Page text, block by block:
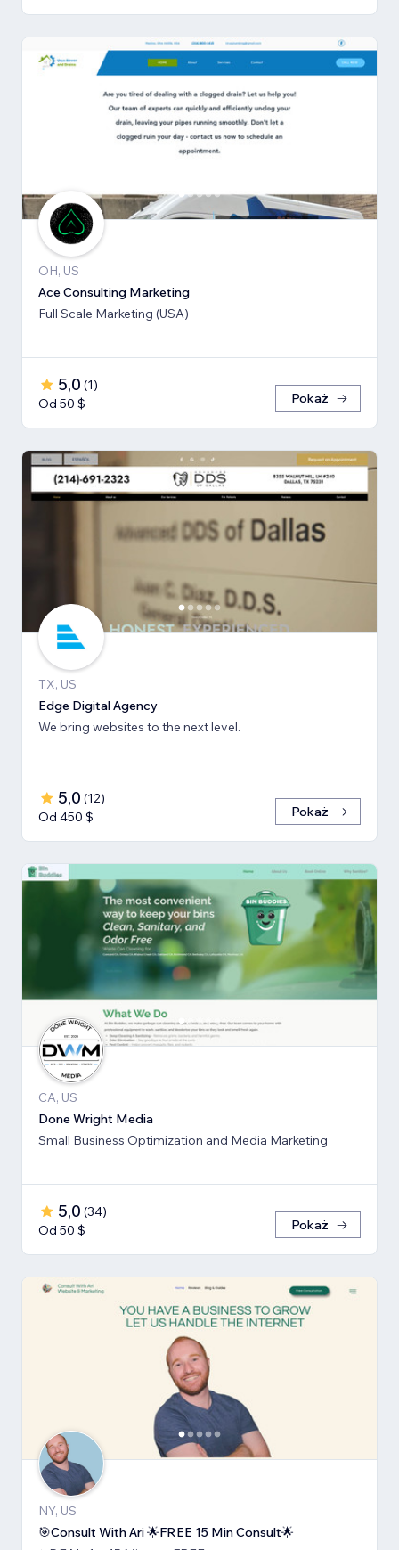
OH, US
Ace Consulting Marketing
Full Scale Marketing (USA)
5,0 (1)
Od 50 $
Pokaż
TX, US
Edge Digital Agency
We bring websites to the next level.
5,0 (12)
Od 450 $
Pokaż
CA, US
Done Wright Media
Small Business Optimization and Media Marketing
5,0 (34)
Od 50 $
Pokaż
NY, US
🎯Consult With Ari 🌟FREE 15 Min Consult🌟